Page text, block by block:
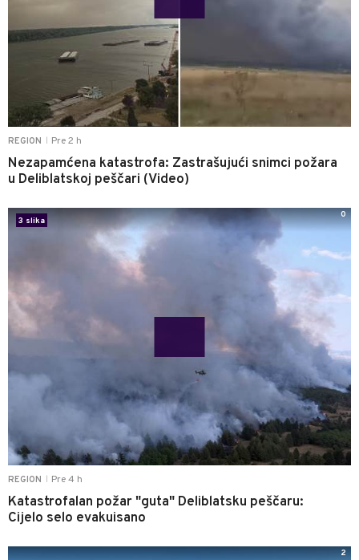
REGION Pre 2 h
Nezapamćena katastrofa: Zastrašujući snimci požara
u Deliblatskoj peščari (Video)
REGION Pre 4 h
Katastrofalan požar "guta" Deliblatsku peščaru:
Cijelo selo evakuisano
3 slika
0
2